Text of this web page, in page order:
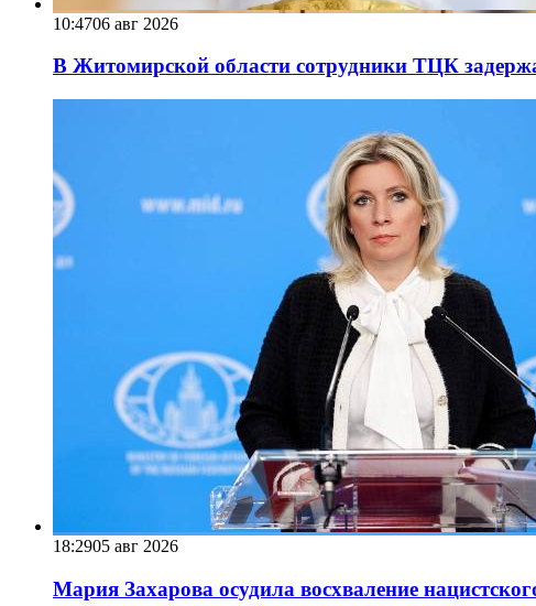
10:4706 авг 2026
В Житомирской области сотрудники ТЦК
18:2905 авг 2026
Мария Захарова осудила восхваление